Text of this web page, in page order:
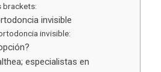
brackets:
invisible
invisible:
especialistas en